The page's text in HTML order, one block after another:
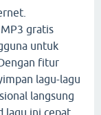
gratis
untuk
fitur
lagu-lagu
langsung
lagu ini cepat